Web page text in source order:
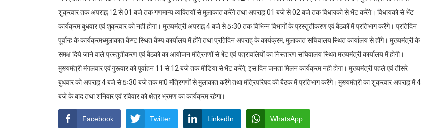
शुक्रवार तक अपराह्न 12 से 01 बजे तक गणमान्य व्यक्तियों से मुलाकात करेंगे तथा अपराह्न 01 बजे से 02 बजे तक विधायको से भेंट करेंगे। विधायको से भेंट
कार्यक्रम बुधवार एवं शुक्रवार को नही होगा। मुख्यमंत्री अपराह्न 4 बजे से 5ः30 तक विभिन्न विभागों के प्रस्तुतीकरण एवं बैठकों में प्रतिभाग करेंगे। प्रतिदिन
पूर्वान्ह के कार्यक्रमध्मुलाकात कैण्ट स्थित कैम्प कार्यालय में होंगे तथा प्रतिदिन अपराह् के कार्यक्रम, मुलाकात सचिवालय स्थित कार्यालय से होंगे। मुख्यमंत्री के
समक्ष दिये जाने वाले प्रस्तुतीकरण एवं बैठको का आयोजन मंत्रिगणों से भेंट एवं पत्रावलियों का निस्तारण सचिवालय स्थित मख्यमंत्री कार्यालय में होगी।
मुख्यमंत्री मंगलवार एवं गुरूवार को पूर्वाहन 11 से 12 बजे तक मीडिया से भेंट करेंगे, इस दिन जनता मिलन कार्यक्रम नही होगा। मुख्यमंत्री पहले एवं तीसरे
बुधवार को अपराह्न 4 बजे से 5ः30 बजे तक मा0 मंत्रिगणों से मुलाकात करेंगे तथा मंत्रिपरिषद की बैठक में प्रतिभाग करेंगे। मुख्यमंत्री का शुक्रवार अपराह्न में 4
बजे के बाद तथा शनिवार एवं रविवार को क्षेत्र भ्रमण का कार्यक्रम रहेगा।
Facebook Twitter LinkedIn WhatsApp